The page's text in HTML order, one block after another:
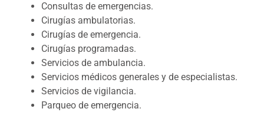
Consultas de emergencias.
Cirugías ambulatorias.
Cirugías de emergencia.
Cirugías programadas.
Servicios de ambulancia.
Servicios médicos generales y de especialistas.
Servicios de vigilancia.
Parqueo de emergencia.